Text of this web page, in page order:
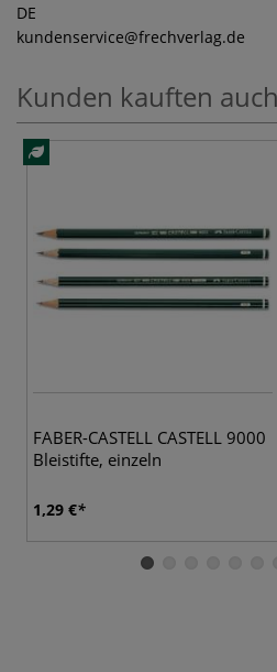
DE
kundenservice@frechverlag.de
Kunden kauften
FABER-CASTELL CASTELL 9000
Bleistifte, einzeln
1,29 €